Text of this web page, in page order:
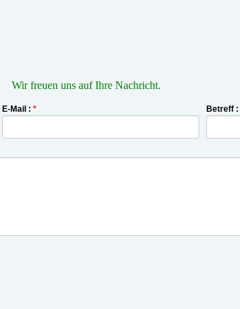
Wir freuen uns auf Ihre Nachricht.
E-Mail : * Betreff :